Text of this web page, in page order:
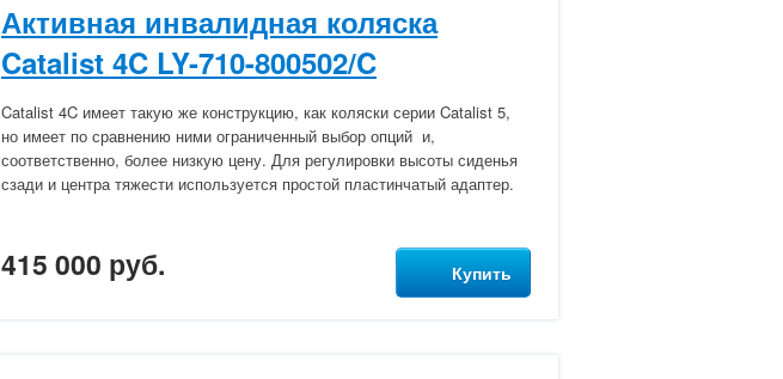
Активная инвалидная коляска
Catalist 4C LY-710-800502/C
Catalist 4C имеет такую же конструкцию, как коляски серии Catalist 5,
но имеет по сравнению ними ограниченный выбор опций и,
соответственно, более низкую цену. Для регулировки высоты сиденья
сзади и центра тяжести используется простой пластинчатый адаптер.
415 000 руб. Купить